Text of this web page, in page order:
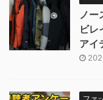
ノ
ビレ
アイ